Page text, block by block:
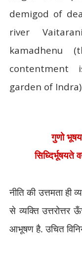
demigod of
river
kamadhenu
contentment
garden of
गुणो
नीति की उत्तमता ही
से व्यक्ति उत्तरोत्तर
आभूषण है. उचित